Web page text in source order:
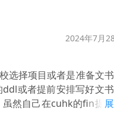
2024年7月
选择项目或者是准备文
或者提前安排写好文
虽然自己在cuhk的fin提